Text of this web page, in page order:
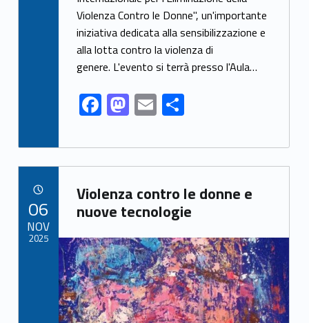
b
o
o
k
d
o
n
l e
Violenza Contro le Donne", un'importante
iniziativa dedicata alla sensibilizzazione e
alla lotta contro la violenza di
genere. L'evento si terrà presso l'Aula…
F
ac
e
b
o
o
k
M
as
to
d
o
n
E
m
ai
l
S
h
ar
e
Link identifier archive #link-archive-6164
Violenza contro le donne e
nuove tecnologie
Link identifier archive #link-archive-thumb-soap-61036
06
NOV
2025